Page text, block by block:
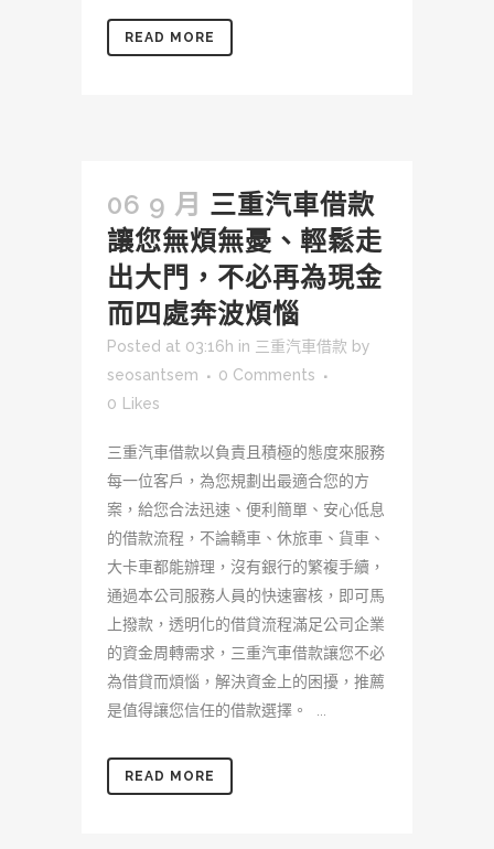
READ MORE
06 9 月 三重汽車借款
讓您無煩無憂、輕鬆走
出大門，不必再為現金
而四處奔波煩惱
Posted at 03:16h in 三重汽車借款 by
seosantsem
0 Comments
0 Likes
三重汽車借款以負責且積極的態度來服務
每一位客戶，為您規劃出最適合您的方
案，給您合法迅速、便利簡單、安心低息
的借款流程，不論轎車、休旅車、貨車、
大卡車都能辦理，沒有銀行的繁複手續，
通過本公司服務人員的快速審核，即可馬
上撥款，透明化的借貸流程滿足公司企業
的資金周轉需求，三重汽車借款讓您不必
為借貸而煩惱，解決資金上的困擾，推薦
是值得讓您信任的借款選擇。 ...
READ MORE